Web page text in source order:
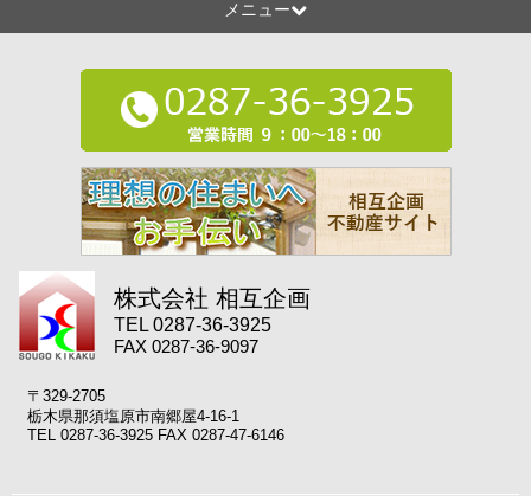
メニュー
株式会社 相互企画
TEL 0287-36-3925
FAX 0287-36-9097
〒329-2705
栃木県那須塩原市南郷屋4-16-1
TEL 0287-36-3925 FAX 0287-47-6146